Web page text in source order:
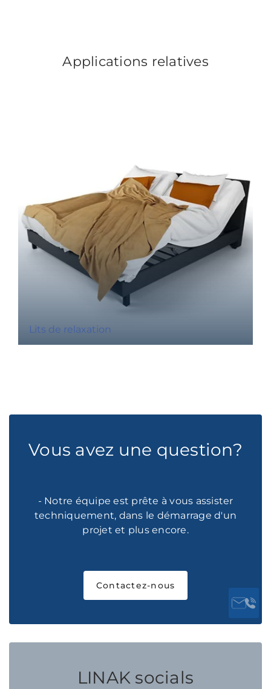
Applications relatives
Lits de relaxation
Vous avez une question?
- Notre équipe est prête à vous assister
techniquement, dans le démarrage d'un
projet et plus encore.
Contactez-nous
LINAK socials